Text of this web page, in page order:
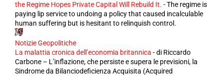
the Regime Hopes Private Capital Will Rebuild It. -The regime is
paying lip service to undoing a policy that caused incalculable
human suffering but is hesitant to relinquish control.
Notizie Geopolitiche
La malattia cronica dell’economia britannica -di Riccardo
Carbone – L’inflazione, che persiste e supera le previsioni, la
Sindrome da Bilanciodeficienza Acquisita (Acquired